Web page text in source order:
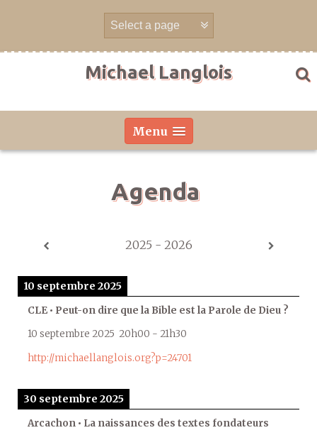
Michael Langlois
Menu
Agenda
2025 - 2026
10 septembre 2025
CLE • Peut-on dire que la Bible est la Parole de Dieu ?
10 septembre 2025 20h00 - 21h30
http://michaellanglois.org?p=24701
30 septembre 2025
Arcachon • La naissances des textes fondateurs